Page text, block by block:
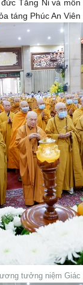
Tăng Ni và
táng Phúc An
tưởng niệm Giác